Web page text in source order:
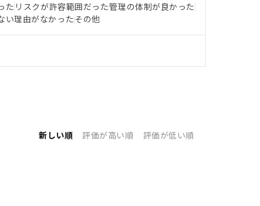
た リスクが許容範囲だった管理の体制が良かった
い理由がなかったその他
新しい順 評価が高い順 評価が低い順